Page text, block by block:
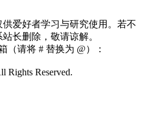
爱好者学习与研究使用。若不
长删除，敬请谅解。
（请将 # 替换为 @）：
Rights Reserved.